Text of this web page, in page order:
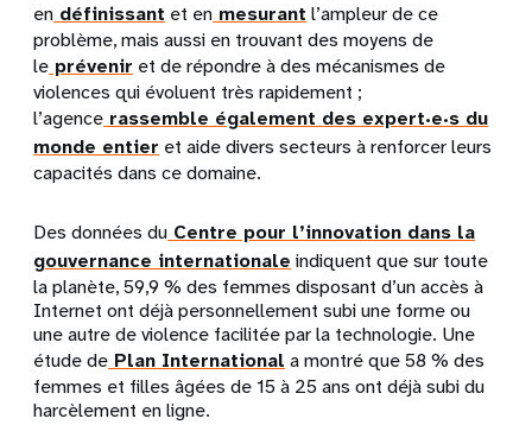
en définissant et en mesurant l’ampleur de ce
problème, mais aussi en trouvant des moyens de
le prévenir et de répondre à des mécanismes de
violences qui évoluent très rapidement ;
l’agence rassemble également des expert·e·s du
monde entier et aide divers secteurs à renforcer leurs
capacités dans ce domaine.
Des données du Centre pour l’innovation dans la
gouvernance internationale indiquent que sur toute
la planète, 59,9 % des femmes disposant d’un accès à
Internet ont déjà personnellement subi une forme ou
une autre de violence facilitée par la technologie. Une
étude de Plan International a montré que 58 % des
femmes et filles âgées de 15 à 25 ans ont déjà subi du
harcèlement en ligne.